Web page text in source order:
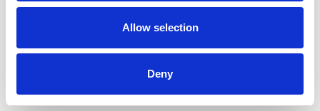
Allow selection
Deny
Hårbehandling
Hårtab